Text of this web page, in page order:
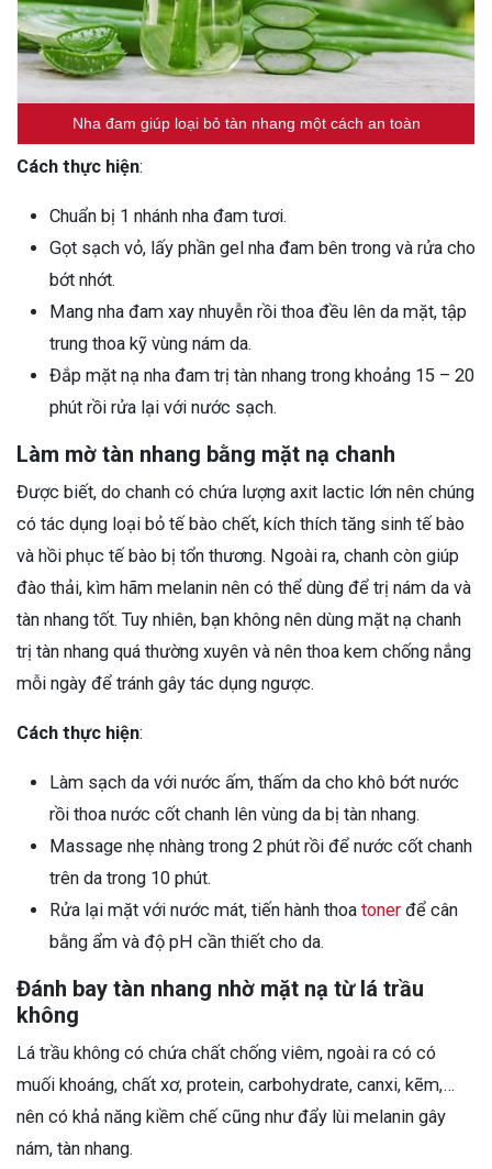
Nha đam giúp loại bỏ tàn nhang một cách an toàn
Cách thực hiện:
Chuẩn bị 1 nhánh nha đam tươi.
Gọt sạch vỏ, lấy phần gel nha đam bên trong và rửa cho
bớt nhớt.
Mang nha đam xay nhuyễn rồi thoa đều lên da mặt, tập
trung thoa kỹ vùng nám da.
Đắp mặt nạ nha đam trị tàn nhang trong khoảng 15 – 20
phút rồi rửa lại với nước sạch.
Làm mờ tàn nhang bằng mặt nạ chanh
Được biết, do chanh có chứa lượng axit lactic lớn nên chúng
có tác dụng loại bỏ tế bào chết, kích thích tăng sinh tế bào
và hồi phục tế bào bị tổn thương. Ngoài ra, chanh còn giúp
đào thải, kìm hãm melanin nên có thể dùng để trị nám da và
tàn nhang tốt. Tuy nhiên, bạn không nên dùng mặt nạ chanh
trị tàn nhang quá thường xuyên và nên thoa kem chống nắng
mỗi ngày để tránh gây tác dụng ngược.
Cách thực hiện:
Làm sạch da với nước ấm, thấm da cho khô bớt nước
rồi thoa nước cốt chanh lên vùng da bị tàn nhang.
Massage nhẹ nhàng trong 2 phút rồi để nước cốt chanh
trên da trong 10 phút.
Rửa lại mặt với nước mát, tiến hành thoa toner để cân
bằng ẩm và độ pH cần thiết cho da.
Đánh bay tàn nhang nhờ mặt nạ từ lá trầu
không
Lá trầu không có chứa chất chống viêm, ngoài ra có có
muối khoáng, chất xơ, protein, carbohydrate, canxi, kẽm,…
nên có khả năng kiềm chế cũng như đẩy lùi melanin gây
nám, tàn nhang.